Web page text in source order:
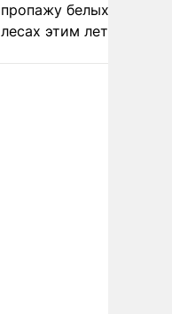
пропажу белых грибов
лесах этим летом